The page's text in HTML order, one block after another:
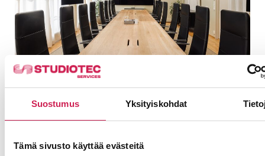
Suostumus Yksityiskohdat
Tämä sivusto käyttää evästeitä
Lindström Talo – Uuden ajan
toimistohotelli
Lindström Talossa historiallinen miljöö kohtaa
helppokäyttöisyys, langattomuus ja